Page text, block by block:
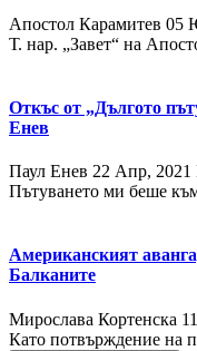
Апостол Карамитев 05
Т. нар. „Завет“ на
Откъс от „Дългото
Енев
Паул Енев 22 Апр, 2021
Пътуването ми беше
Американският
Балканите
Мирослава Кортенска
Като потвърждение на